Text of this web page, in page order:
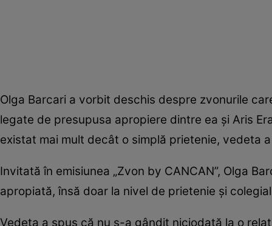
Olga Barcari a vorbit deschis despre zvonurile
legate de presupusa apropiere dintre ea și Aris
existat mai mult decât o simplă prietenie, vedeta
Invitată în emisiunea „Zvon by CANCAN”, Olga
apropiată, însă doar la nivel de prietenie și
Vedeta a spus că nu s-a gândit niciodată la o